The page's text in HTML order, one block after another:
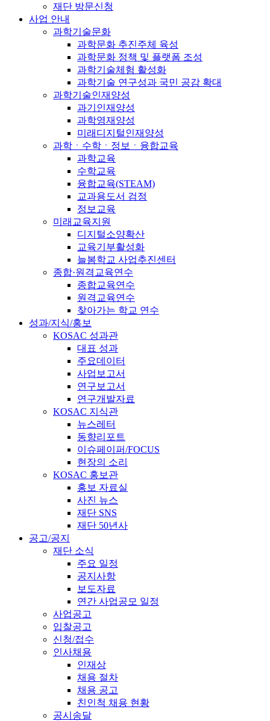
재단 방문신청
사업 안내
과학기술문화
과학문화 추진주체 육성
과학문화 정책 및 플랫폼 조성
과학기술체험 활성화
과학기술 연구성과 국민 공감 확대
과학기술인재양성
과기인재양성
과학영재양성
미래디지털인재양성
과학ㆍ수학ㆍ정보ㆍ융합교육
과학교육
수학교육
융합교육(STEAM)
교과용도서 검정
정보교육
미래교육지원
디지털소양확산
교육기부활성화
늘봄학교 사업추진센터
종합·원격교육연수
종합교육연수
원격교육연수
찾아가는 학교 연수
성과/지식/홍보
KOSAC 성과관
대표 성과
주요데이터
사업보고서
연구보고서
연구개발자료
KOSAC 지식관
뉴스레터
동향리포트
이슈페이퍼/FOCUS
현장의 소리
KOSAC 홍보관
홍보 자료실
사진 뉴스
재단 SNS
재단 50년사
공고/공지
재단 소식
주요 일정
공지사항
보도자료
연간 사업공모 일정
사업공고
입찰공고
신청/접수
인사채용
인재상
채용 절차
채용 공고
친인척 채용 현황
공시송달